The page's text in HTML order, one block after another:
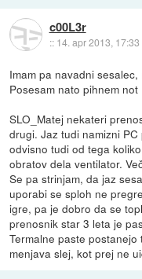
c00L3r
:: 14. apr 2013, 17:33
Imam pa navadni
Posesam nato pihnem
SLO_Matej nekateri
drugi. Jaz tudi namizni
odvisno tudi od tega
obratov dela ventilator.
Se pa strinjam, da jaz
uporabi se sploh ne
igre, pa je dobro da se
prenosnik star 3 leta je
Termalne paste
menjava slej, kot prej ne